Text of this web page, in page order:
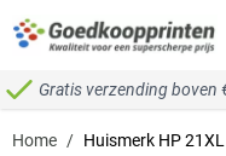
Ga naar de inhoud
Gratis verzending boven
Home / Huismerk HP